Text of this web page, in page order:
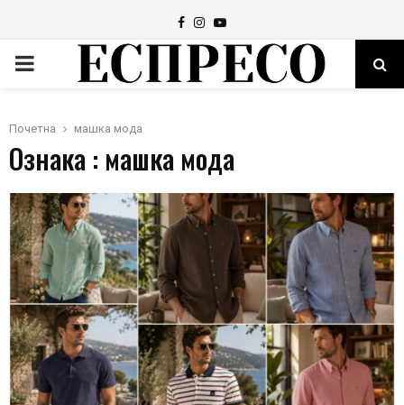
Facebook
Instagram
Youtube
PRIMARY
Почетна машка мода
Ознака : машка мода